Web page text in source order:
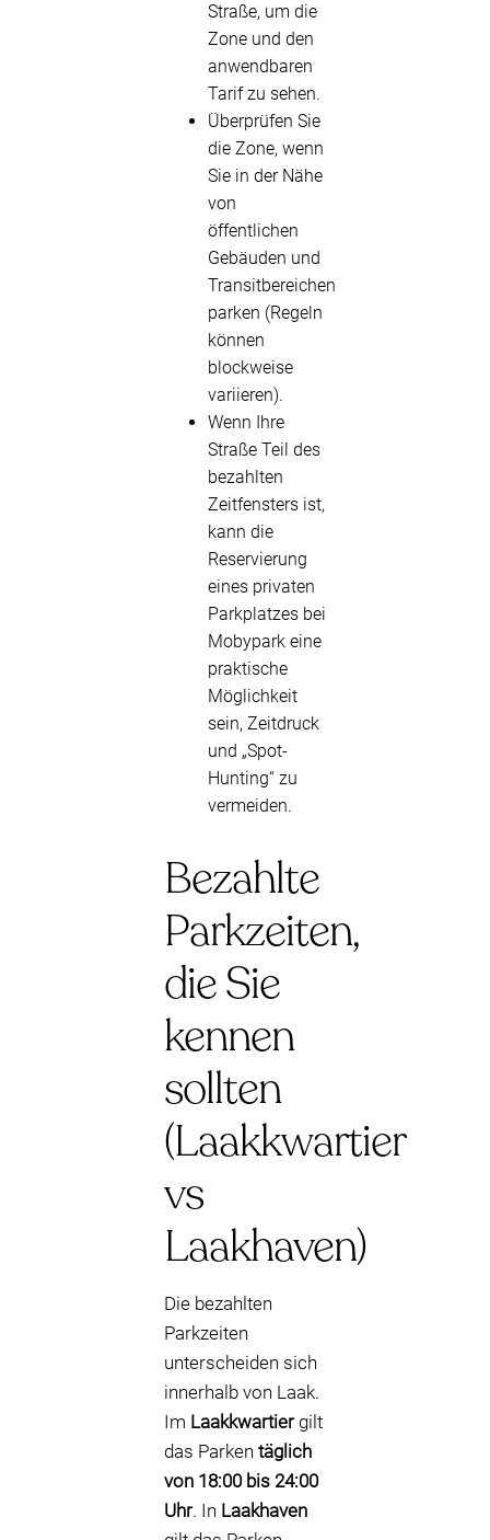
Straße, um die
Zone und den
anwendbaren
Tarif zu sehen.
Überprüfen Sie
die Zone, wenn
Sie in der Nähe
von
öffentlichen
Gebäuden und
Transitbereichen
parken (Regeln
können
blockweise
variieren).
Wenn Ihre
Straße Teil des
bezahlten
Zeitfensters ist,
kann die
Reservierung
eines privaten
Parkplatzes bei
Mobypark eine
praktische
Möglichkeit
sein, Zeitdruck
und „Spot-
Hunting“ zu
vermeiden.
Bezahlte
Parkzeiten,
die Sie
kennen
sollten
(Laakkwartier
vs
Laakhaven)
Die bezahlten
Parkzeiten
unterscheiden sich
innerhalb von Laak.
Im Laakkwartiergilt
das Parken täglich
von 18:00 bis 24:00
Uhr. In Laakhaven